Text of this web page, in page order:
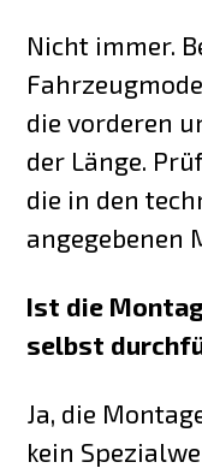
Nicht immer.
die vorderen
der Länge.
die in den
angegebenen
Ist die
selbst
Ja, die
kein